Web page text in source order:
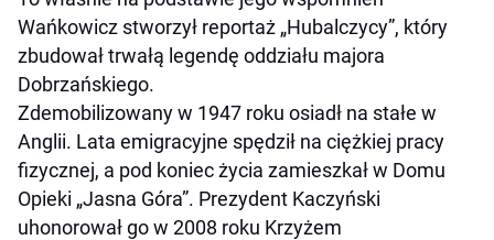
Wańkowicz stworzył reportaż „Hubalczycy”, który
zbudował trwałą legendę oddziału majora
Dobrzańskiego.
Zdemobilizowany w 1947 roku osiadł na stałe w
Anglii. Lata emigracyjne spędził na ciężkiej pracy
fizycznej, a pod koniec życia zamieszkał w Domu
Opieki „Jasna Góra”. Prezydent Kaczyński
uhonorował go w 2008 roku Krzyżem